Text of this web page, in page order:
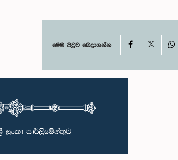
මෙම පිටුව බෙදාගන්න Facebook